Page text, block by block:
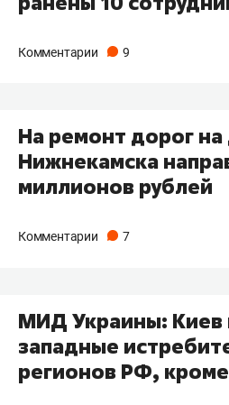
Комментарии 9
На ремонт дорог на
Нижнекамска
миллионов рублей
Комментарии 7
МИД Украины: Киев
западные
регионов РФ,